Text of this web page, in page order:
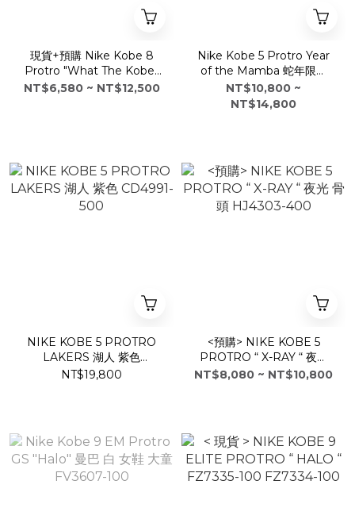
現貨+預購 Nike Kobe 8
Protro "What The Kobe"
柯比 鴛鴦 HM9621-900
NT$6,580 ~ NT$12,500
Nike Kobe 5 Protro Year
of the Mamba 蛇年限定
紅 HF5182-600
NT$10,800 ~
NT$14,800
NIKE KOBE 5 PROTRO
LAKERS 湖人 紫色
CD4991-500
NT$19,800
<預購> NIKE KOBE 5
PROTRO “ X-RAY “ 夜光
骨頭 HJ4303-400
NT$8,080 ~ NT$10,800